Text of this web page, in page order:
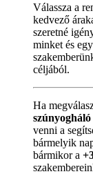
Válassza a
kedvező
szeretné
minket és
céljából.
Ha
venni a
bármelyik
bármikor a